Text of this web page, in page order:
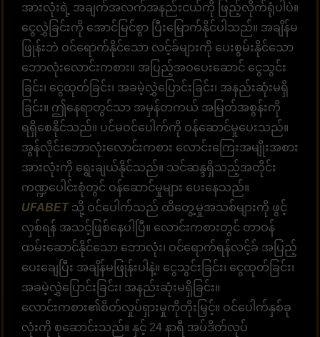
အားလုံးရဲ့ အချက်အလက်အနည်းငယ်ကို ဖြည့်လိုက်ရုံပါပဲ။
ငွေလွှဲခြင်းကို အောင်မြင်စွာ ပြီးမြောက်နိုင်ပါသည်။ အချိန်မ
ဖြုန်းဘဲ ဝင်ရောက်နိုင်သော လင့်ခ်များကို ပေးစွမ်းနိုင်သော
ဘောလုံးလောင်းကစား။ အပြည့်အဝပေးဆောင် ငွေသွင်း
ခြင်း၊ ငွေထုတ်ခြင်း၊ အခမဲ့လွှဲပြောင်းခြင်း၊ အနည်းဆုံးမရှိ
ခြင်း။ ဤနေရာတွင်သာ အမှန်တကယ် အမြတ်အစွန်းကို
ရရှိစေနိုင်သည်။ ပင်မဝင်ပေါက်ကို ဝန်ဆောင်မှုပေးသည်။
အွန်လိုင်းဘောလုံးလောင်းကစား လောင်းကြေးအမျိုးအစား
အားလုံးကို ရွေးချယ်နိုင်သည်။ သင်ဆန္ဒရှိသည့်အတိုင်း
ကဏ္ဍပေါင်းစုံတွင် ဝန်ဆောင်မှုများ ပေးနေသည်။
UFABETသို့ ဝင်ပေါက်သည် ထိတွေ့မှုအသစ်များကို ဖွင့်
လှစ်ရန် အသင့်ဖြစ်နေပါပြီ။ လောင်းကစားတွင် တာဝန်
ထမ်းဆောင်နိုင်သော ဘောလုံး၊ ဝင်ရောက်ရန်လင့်ခ် အပြည့်
ပေးချေပြီး အချိန်မဖြုန်းပါနဲ့။ ငွေသွင်းခြင်း၊ ငွေထုတ်ခြင်း၊
အခမဲ့လွှဲပြောင်းခြင်း၊ အနည်းဆုံးမရှိခြင်း။
လောင်းကစား၏စိတ်လှုပ်ရှားမှုကိုတိုးမြှင့်။ ဝင်ပေါက်နှစ်ခု
လုံးကို စုဆောင်းသည်။ နှင့် 24 နာရီ အပ်ဒိတ်လုပ်